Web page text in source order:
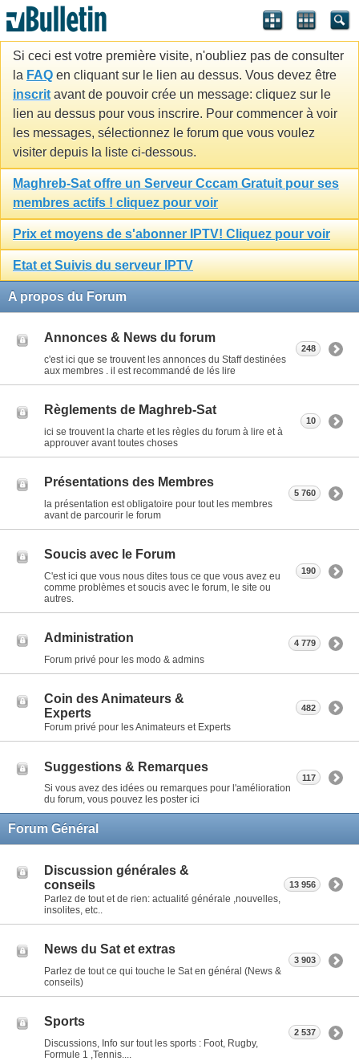
Si ceci est votre première visite, n'oubliez pas de consulter
la FAQ en cliquant sur le lien au dessus. Vous devez être
inscrit avant de pouvoir crée un message: cliquez sur le
lien au dessus pour vous inscrire. Pour commencer à voir
les messages, sélectionnez le forum que vous voulez
visiter depuis la liste ci-dessous.
Maghreb-Sat offre un Serveur Cccam Gratuit pour ses
membres actifs ! cliquez pour voir
Prix et moyens de s'abonner IPTV! Cliquez pour voir
Etat et Suivis du serveur IPTV
A propos du Forum
Annonces & News du forum
c'est ici que se trouvent les annonces du Staff destinées
aux membres . il est recommandé de lés lire
248
Règlements de Maghreb-Sat
ici se trouvent la charte et les règles du forum à lire et à
approuver avant toutes choses
10
Présentations des Membres
la présentation est obligatoire pour tout les membres
avant de parcourir le forum
5 760
Soucis avec le Forum
C'est ici que vous nous dites tous ce que vous avez eu
comme problèmes et soucis avec le forum, le site ou
autres.
190
Administration
Forum privé pour les modo & admins
4 779
Coin des Animateurs &
Experts
Forum privé pour les Animateurs et Experts
482
Suggestions & Remarques
Si vous avez des idées ou remarques pour l'amélioration
du forum, vous pouvez les poster ici
117
Forum Général
Discussion générales &
conseils
Parlez de tout et de rien: actualité générale ,nouvelles,
insolites, etc..
13 956
News du Sat et extras
Parlez de tout ce qui touche le Sat en général (News &
conseils)
3 903
Sports
Discussions, Info sur tout les sports : Foot, Rugby,
Formule 1 ,Tennis....
2 537